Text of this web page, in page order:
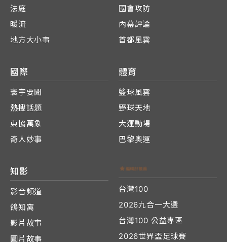
法庭
暖流
地方大小事
國會攻防
內幕評論
首都風雲
國際
寰宇要聞
熱搜話題
東協萬象
奇人妙事
體育
籃球風雲
野球天地
大運動場
巴黎奧運
知影
影音頻道
鴿知窩
影片故事
圖片故事
台灣100
2026九合一大選
台灣100 公益專區
2026世界盃足球賽